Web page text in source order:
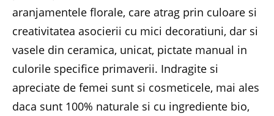
aranjamentele florale, care atrag prin culoare si
creativitatea asocierii cu mici decoratiuni, dar si
vasele din ceramica, unicat, pictate manual in
culorile specifice primaverii. Indragite si
apreciate de femei sunt si cosmeticele, mai ales
daca sunt 100% naturale si cu ingrediente bio,